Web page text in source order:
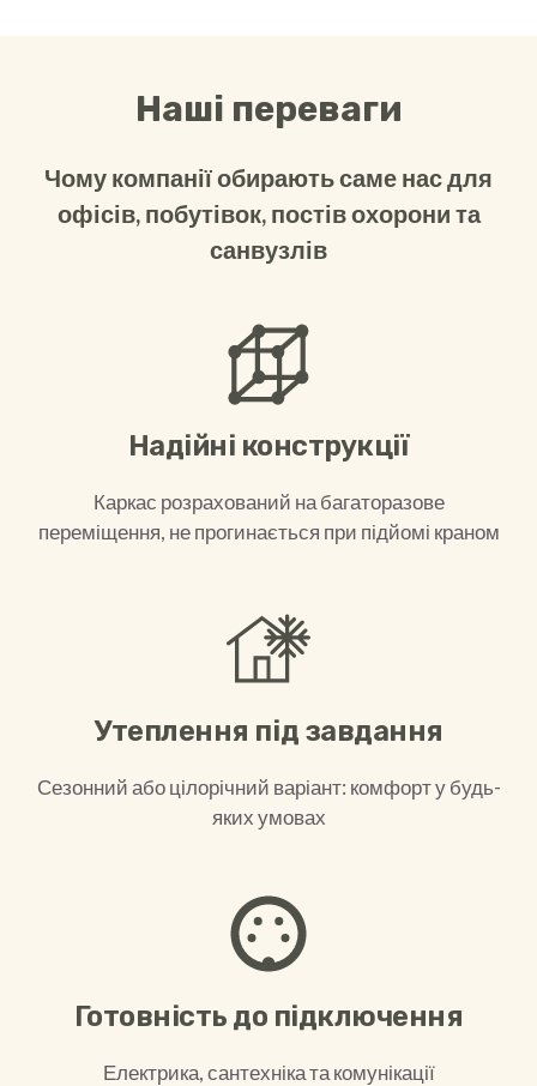
Наші переваги
Чому компанії обирають саме нас для
офісів, побутівок, постів охорони та
санвузлів
Надійні конструкції
Каркас розрахований на багаторазове
переміщення, не прогинається при підйомі краном
Утеплення під завдання
Сезонний або цілорічний варіант: комфорт у будь-
яких умовах
Готовність до підключення
Електрика, сантехніка та комунікації